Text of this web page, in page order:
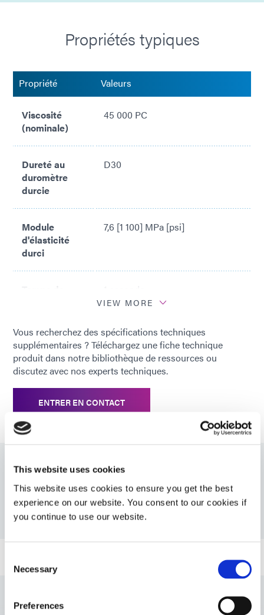
This website uses cookies
This website uses cookies to ensure you get the best
experience on our website. You consent to our cookies if
you continue to use our website.
Selection
Necessary
Preferences
Propriétés typiques
Propriété Valeurs
Viscosité
(nominale)
45 000 PC
Dureté au
duromètre
durcie
D30
Module
d'élasticité
durci
7,6 [1 100] MPa [psi]
Temps de
*
Temps de polymérisation basé
sur le système de lampe à
faisceau large à
photopolymérisation Dymax
5000-EC (200 mW/cm2)
VIEW MORE
Vous recherchez des spécifications techniques
supplémentaires ? Téléchargez une fiche technique
produit dans notre bibliothèque de ressources ou
discutez avec nos experts techniques.
ENTRER EN CONTACT
Ressources
PDS: 7701
(Asie|CN)